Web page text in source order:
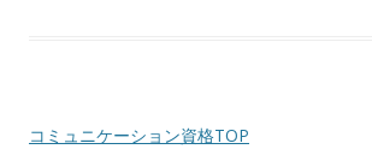
コミュニケーション資格TOP